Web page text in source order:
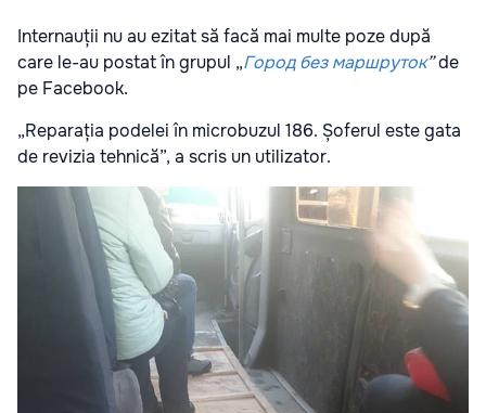
Internauții nu au ezitat să facă mai multe poze după
care le-au postat în grupul „Город без маршруток”de
pe Facebook.
„Reparația podelei în microbuzul 186. Șoferul este gata
de revizia tehnică”, a scris un utilizator.